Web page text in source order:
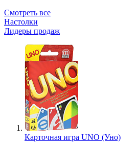
Смотреть все
Настолки
Лидеры продаж
Карточная игра UNO (Уно)